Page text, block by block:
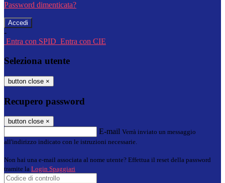
Password dimenticata?
-
Entra con SPID Entra con CIE
Seleziona utente
button close ×
Recupero password
button close ×
E-mail Verrà inviato un messaggio
all'indirizzo indicato con le istruzioni necessarie.
Non hai una e-mail associata al nome utente? Effettua il reset della password
tramite la Login Spaggiari